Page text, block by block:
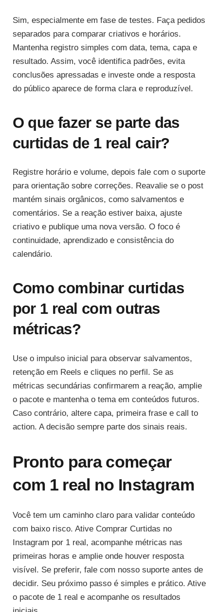
Sim, especialmente em fase de testes. Faça pedidos
separados para comparar criativos e horários.
Mantenha registro simples com data, tema, capa e
resultado. Assim, você identifica padrões, evita
conclusões apressadas e investe onde a resposta
do público aparece de forma clara e reproduzível.
O que fazer se parte das
curtidas de 1 real cair?
Registre horário e volume, depois fale com o suporte
para orientação sobre correções. Reavalie se o post
mantém sinais orgânicos, como salvamentos e
comentários. Se a reação estiver baixa, ajuste
criativo e publique uma nova versão. O foco é
continuidade, aprendizado e consistência do
calendário.
Como combinar curtidas
por 1 real com outras
métricas?
Use o impulso inicial para observar salvamentos,
retenção em Reels e cliques no perfil. Se as
métricas secundárias confirmarem a reação, amplie
o pacote e mantenha o tema em conteúdos futuros.
Caso contrário, altere capa, primeira frase e call to
action. A decisão sempre parte dos sinais reais.
Pronto para começar
com 1 real no Instagram
Você tem um caminho claro para validar conteúdo
com baixo risco. Ative Comprar Curtidas no
Instagram por 1 real, acompanhe métricas nas
primeiras horas e amplie onde houver resposta
visível. Se preferir, fale com nosso suporte antes de
decidir. Seu próximo passo é simples e prático. Ative
o pacote de 1 real e acompanhe os resultados